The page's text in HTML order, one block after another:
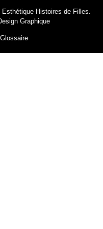
Histoires de Filles.
Graphique
Glossaire